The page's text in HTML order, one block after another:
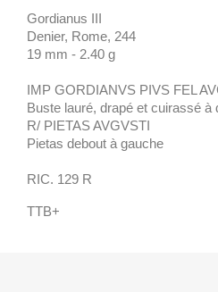
Gordianus III
Denier, Rome, 244
19 mm - 2.40 g
IMP GORDIANVS PIVS FEL
Buste lauré, drapé et cuirassé
R/ PIETAS AVGVSTI
Pietas debout à gauche
RIC. 129 R
TTB+